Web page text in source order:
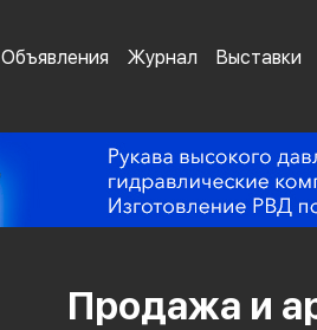
Объявления Журнал Выставки
Продажа и